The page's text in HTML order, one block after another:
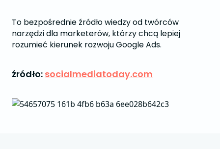
To bezpośrednie źródło wiedzy od twórców
narzędzi dla marketerów, którzy chcą lepiej
rozumieć kierunek rozwoju Google Ads.
źródło: socialmediatoday.com